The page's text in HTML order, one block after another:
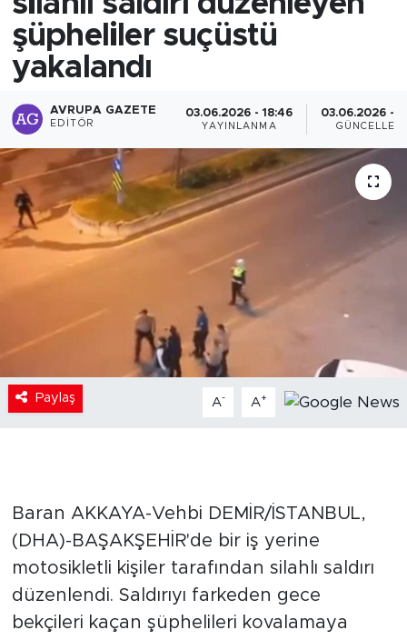
şüpheliler suçüstü
yakalandı
AVRUPA GAZETE
EDITÖR
03.06.2026 - 18:46
YAYINLANMA
03.06.2026 -
Paylaş A- A+
Baran AKKAYA-Vehbi DEMİR/İSTANBUL,
(DHA)-BAŞAKŞEHİR'de bir iş yerine
motosikletli kişiler tarafından silahlı saldırı
düzenlendi. Saldırıyı farkeden gece
bekçileri kaçan şüphelileri kovalamaya